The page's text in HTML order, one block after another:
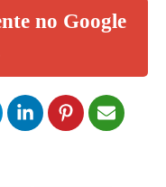
no Google